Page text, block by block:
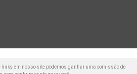
links em nosso site podemos ganhar uma comissão de